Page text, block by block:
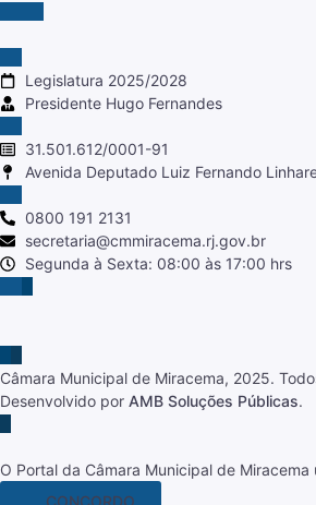
Legislatura 2025/2028
Presidente Hugo Fernandes
31.501.612/0001-91
Avenida Deputado Luiz Fernando
0800 191 2131
secretaria@cmmiracema.rj.gov.br
Segunda à Sexta: 08:00 às 17:00 hrs
Câmara Municipal de Miracema, 2025.
Desenvolvido por AMB Soluções Públicas.
O Portal da Câmara Municipal de
CONCORDO